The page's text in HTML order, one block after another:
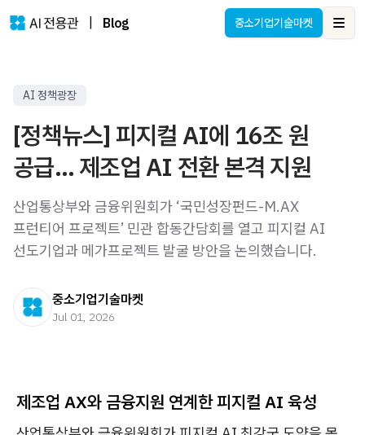
Blog 중소기업기술마켓
AI 정책광장
[정책뉴스] 피지컬 AI에 16조 원
공급… 제조업 AI 전환 본격 지원
산업통상부와 금융위원회가 ‘국민성장펀드-M.AX
프런티어 프로젝트’ 민관 합동간담회를 열고 피지컬 AI
선도기업과 메가프로젝트 발굴 방안을 논의했습니다.
중소기업기술마켓
Jul 01, 2026
제조업 AX와 금융지원 연계한 피지컬 AI 육성